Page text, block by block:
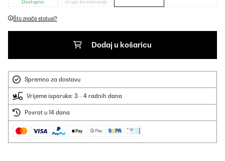
Dostupno Druga kombinacija
Što znače statusi?
Dodaj u košaricu
Spremno za dostavu
Vrijeme isporuke: 3 - 4 radnih dana
Povrat u 14 dana